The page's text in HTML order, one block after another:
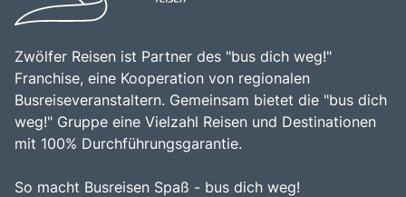
Zwölfer Reisen ist Partner des "bus dich weg!"
Franchise, eine Kooperation von regionalen
Busreiseveranstaltern. Gemeinsam bietet die "bus dich
weg!" Gruppe eine Vielzahl Reisen und Destinationen
mit 100% Durchführungsgarantie.
So macht Busreisen Spaß - bus dich weg!